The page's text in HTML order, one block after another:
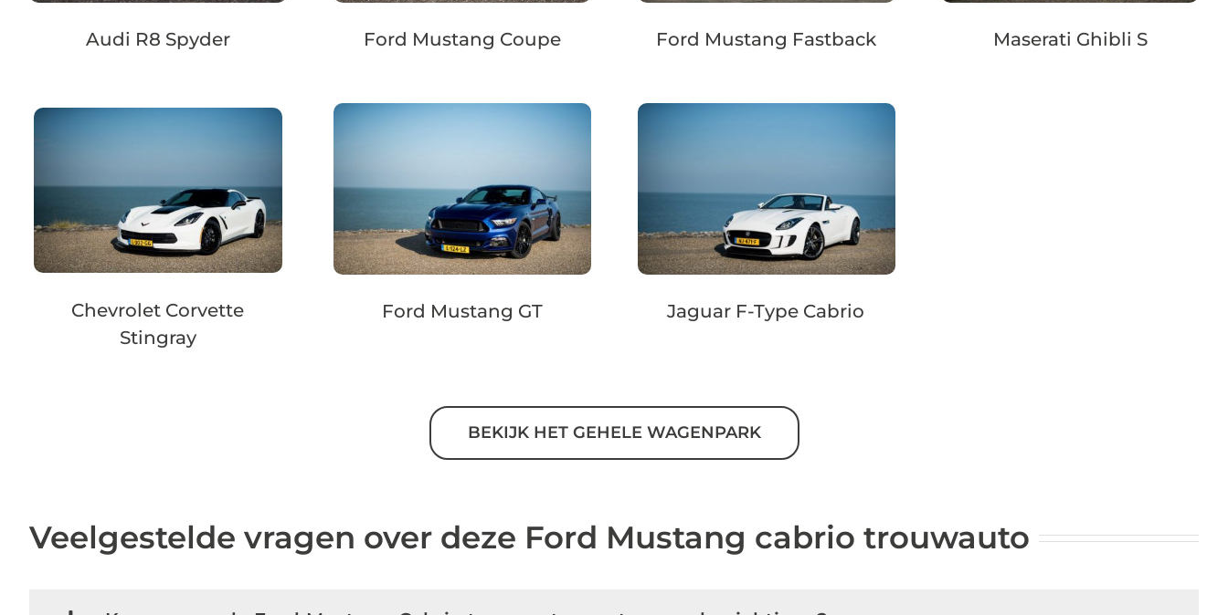
Audi R8 Spyder Ford Mustang Coupe Ford Mustang Fastback Maserati Ghibli S
Chevrolet Corvette
Stingray
Ford Mustang GT Jaguar F-Type Cabrio
BEKIJK HET GEHELE WAGENPARK
Veelgestelde vragen over deze Ford Mustang cabrio trouwauto